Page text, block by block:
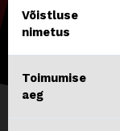
Võistluse
nimetus
Toimumise
aeg